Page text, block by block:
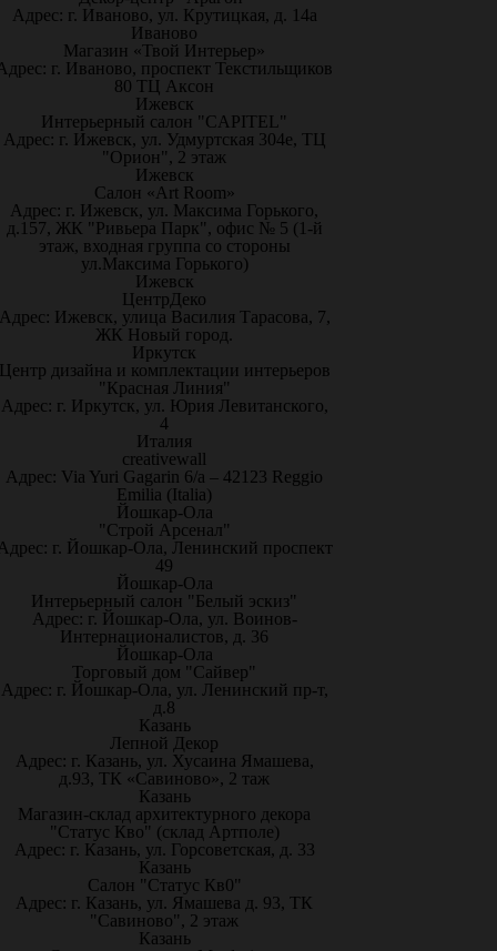
Адрес: г. Иваново, ул. Крутицкая, д. 14а
Иваново
Магазин «Твой Интерьер»
г. Иваново, проспект Текстильщиков
80 ТЦ Аксон
Ижевск
Интерьерный салон "CAPITEL"
Адрес: г. Ижевск, ул. Удмуртская 304е, ТЦ
"Орион", 2 этаж
Ижевск
Салон «Art Room»
Адрес: г. Ижевск, ул. Максима Горького,
д.157, ЖК "Ривьера Парк", офис № 5 (1-й
этаж, входная группа со стороны
ул.Максима Горького)
Ижевск
ЦентрДеко
Ижевск, улица Василия Тарасова, 7,
ЖК Новый город.
Иркутск
дизайна и комплектации интерьеров
"Красная Линия"
Адрес: г. Иркутск, ул. Юрия Левитанского,
4
Италия
creativewall
Адрес: Via Yuri Gagarin 6/a – 42123 Reggio
Emilia (Italia)
Йошкар-Ола
"Строй Арсенал"
г. Йошкар-Ола, Ленинский проспект
49
Йошкар-Ола
Интерьерный салон "Белый эскиз"
Адрес: г. Йошкар-Ола, ул. Воинов-
Интернационалистов, д. 36
Йошкар-Ола
Торговый дом "Сайвер"
Адрес: г. Йошкар-Ола, ул. Ленинский пр-т,
д.8
Казань
Лепной Декор
Адрес: г. Казань, ул. Хусаина Ямашева,
д.93, ТК «Савиново», 2 таж
Казань
Магазин-склад архитектурного декора
"Статус Кво" (склад Артполе)
Адрес: г. Казань, ул. Горсоветская, д. 33
Казань
Салон "Статус Кв0"
Адрес: г. Казань, ул. Ямашева д. 93, ТК
"Савиново", 2 этаж
Казань